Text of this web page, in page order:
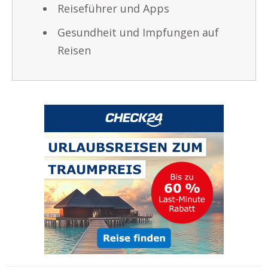
Reiseführer und Apps
Gesundheit und Impfungen auf
Reisen